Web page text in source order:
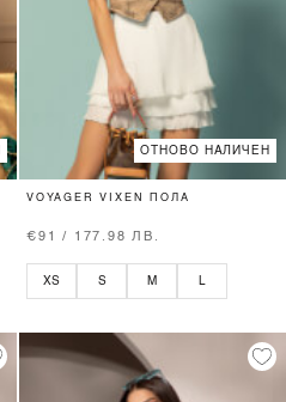
ОТНОВО НАЛИЧЕН
VOYAGER VIXEN ПОЛА
€91 / 177.98 ЛВ.
XS S M L